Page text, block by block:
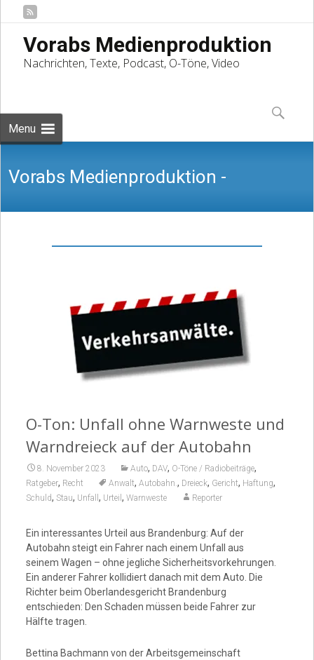
Vorabs Medienproduktion
Nachrichten, Texte, Podcast, O-Töne, Video
Menu
to
content
Suchen
nach:
Vorabs Medienproduktion -
Nachrichten, Texte, Podcast, O-Töne,
O-Ton: Unfall ohne Warnweste und
Warndreieck auf der Autobahn
8. November 2023 Auto, DAV, O-Töne / Radiobeiträge,
Ratgeber, Recht Anwalt, Autobahn., Dreieck, Gericht, Haftung,
Schuld, Stau, Unfall , Urteil , Warnweste Reporter
Ein interessantes Urteil aus Brandenburg: Auf der
Autobahn steigt ein Fahrer nach einem Unfall aus
seinem Wagen – ohne jegliche Sicherheitsvorkehrungen.
Ein anderer Fahrer kollidiert danach mit dem Auto. Die
Richter beim Oberlandesgericht Brandenburg
entschieden: Den Schaden müssen beide Fahrer zur
Hälfte tragen.
Bettina Bachmann von der Arbeitsgemeinschaft